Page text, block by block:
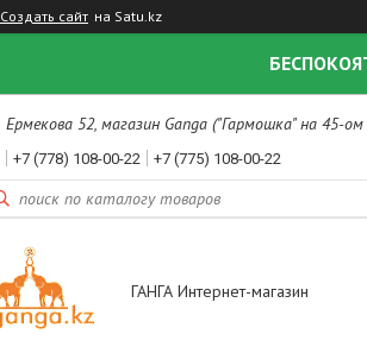
Создать сайт на Satu.kz
Ермекова 52, магазин Ganga ("Гармошка" на 45-
+7 (778) 108-00-22 +7 (775) 108-00-22
ГАНГА Интернет-магазин